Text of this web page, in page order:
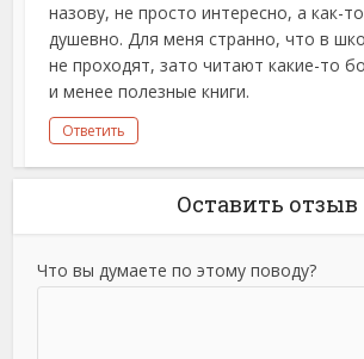
назову, не просто интересно, а как-
душевно. Для меня странно, что в
не проходят, зато читают какие-то
и менее полезные книги.
Ответить
Оставить отзыв
Что вы думаете по этому поводу?